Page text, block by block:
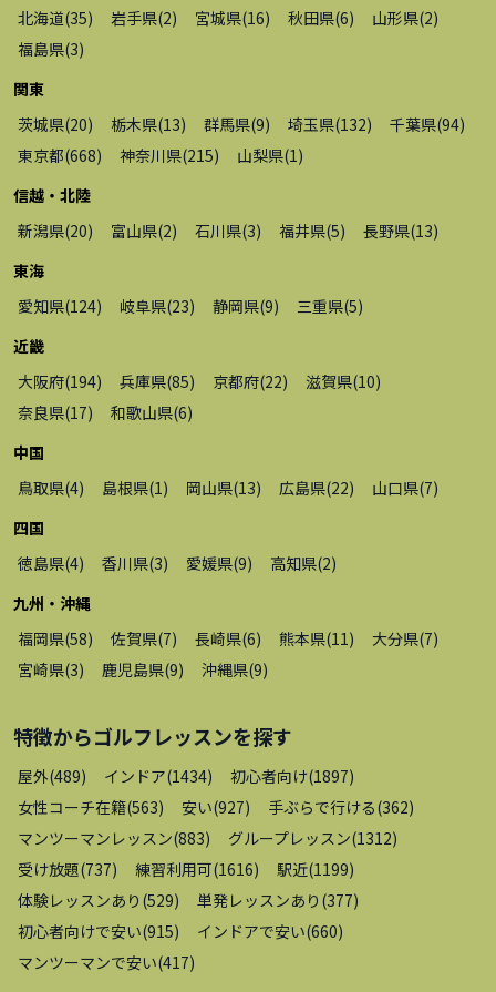
北海道(35) 岩手県(2) 宮城県(16) 秋田県(6) 山形県(2)
福島県(3)
関東
茨城県(20) 栃木県(13) 群馬県(9) 埼玉県(132) 千葉県(94)
東京都(668) 神奈川県(215) 山梨県(1 )
信越・北陸
新潟県(20) 富山県(2) 石川県(3) 福井県(5) 長野県(13)
東海
愛知県(124) 岐阜県(23) 静岡県(9) 三重県(5)
近畿
大阪府(194) 兵庫県(85) 京都府(22) 滋賀県(10)
奈良県(17) 和歌山県(6)
中国
鳥取県(4) 島根県(1 ) 岡山県(13) 広島県(22) 山口県(7)
四国
徳島県(4) 香川県(3) 愛媛県(9) 高知県(2)
九州・沖縄
福岡県(58) 佐賀県(7) 長崎県(6) 熊本県(11 ) 大分県(7)
宮崎県(3) 鹿児島県(9) 沖縄県(9)
特徴からゴルフレッスンを探す
屋外(489) インドア(1434) 初心者向け(1897)
女性コーチ在籍(563) 安い(927) 手ぶらで行ける(362)
マンツーマンレッスン(883) グループレッスン(1312)
受け放題(737) 練習利用可(1616) 駅近(1199)
体験レッスンあり (529) 単発レッスンあり (377)
初心者向けで安い(915) インドアで安い(660)
マンツーマンで安い(417)